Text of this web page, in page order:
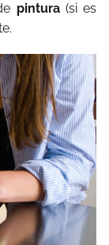
pintura (si es